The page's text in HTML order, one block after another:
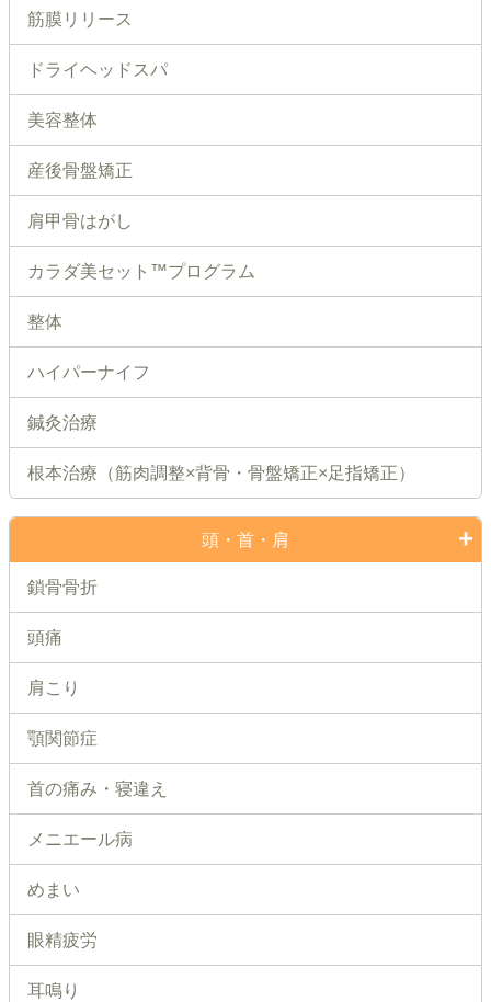
筋膜リリース
ドライヘッドスパ
美容整体
産後骨盤矯正
肩甲骨はがし
カラダ美セット™プログラム
整体
ハイパーナイフ
鍼灸治療
根本治療（筋肉調整×背骨・骨盤矯正×足指矯正）
頭・首・肩
鎖骨骨折
頭痛
肩こり
顎関節症
首の痛み・寝違え
メニエール病
めまい
眼精疲労
耳鳴り